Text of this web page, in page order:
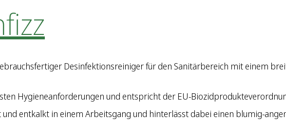
Desinfektionsreiniger für den Sanitärbereich mit einem
Hygieneanforderungen und entspricht der EU-
und entkalkt in einem Arbeitsgang und hinterlässt dabei einen blumig-